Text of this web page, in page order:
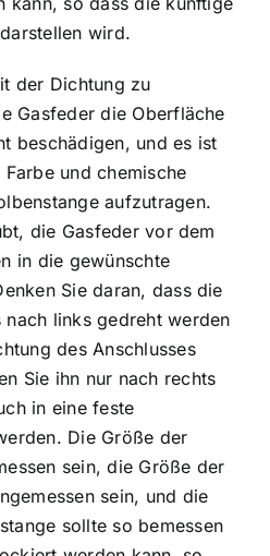
wird.
der Dichtung zu
Gasfeder die Oberfläche
beschädigen, und es ist
und chemische
aufzutragen.
die Gasfeder vor dem
in die gewünschte
Sie daran, dass die
nach links gedreht werden
des Anschlusses
Sie ihn nur nach rechts
in eine feste
Die Größe der
sein, die Größe der
sein, und die
sollte so bemessen